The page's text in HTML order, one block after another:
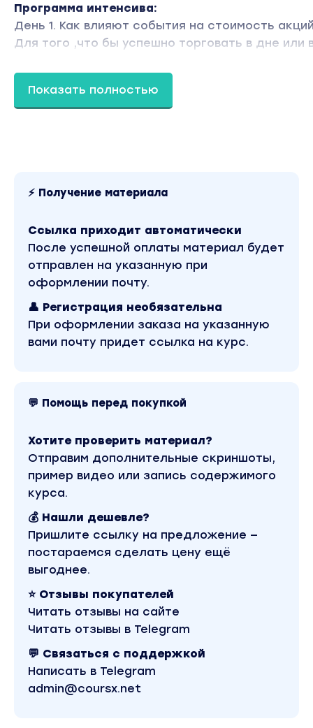
Программа интенсива:
День 1. Как влияют события на стоимость
Для того ,что бы успешно торговать в дне или
поведение рынка. Верно трактовать те или
чему, вы будете
понимать,что купить, а что продать.
Как реагируют бумаги на отчеты;
Качественный рост и цикличность акций;
Как влияет смена топ-менеджмента компаний
Нефтяная зависимость.
Связка нефть+доллар+рубль+ОФЗ .
Изменение ставки ЦБ.
Когда падает рубль?
Как работать с новостным фоном?
Весь материал исключительно прикладной!
День 2. Работа с графиками
Графики нужно уметь читать, если вы хотите
разбираться в
происходящем на рынке.
Как отличить коррекцию от разворота рынка
Как строить торговлю в дне?
Как понять точку входа и выхода из бумаги?
Что такое линии тренда?
Показать полностью
⚡ Получение материала
Ссылка приходит автоматически
После успешной оплаты материал будет
отправлен на указанную при
оформлении почту.
👤 Регистрация необязательна
При оформлении заказа на указанную
вами почту придет ссылка на курс.
💬 Помощь перед покупкой
Хотите проверить материал?
Отправим дополнительные скриншоты,
пример видео или запись содержимого
курса.
💰 Нашли дешевле?
Пришлите ссылку на предложение —
постараемся сделать цену ещё
выгоднее.
⭐ Отзывы покупателей
Читать отзывы на сайте
Читать отзывы в Telegram
💬 Связаться с поддержкой
Написать в Telegram
admin@coursx.net